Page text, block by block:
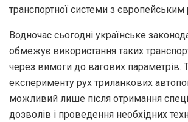
транспортної системи з
Водночас сьогодні українське
обмежує використання таких
через вимоги до вагових
експерименту рух триланкових
можливий лише після отримання
дозволів і проведення необхідних